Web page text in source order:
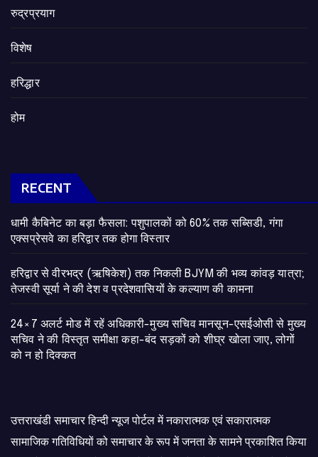
रुद्रप्रयाग
विशेष
हरिद्धार
होम
RECENT
​धामी कैबिनेट का बड़ा फैसला: पशुपालकों को 60% तक सब्सिडी, गंगा
एक्सप्रेसवे का हरिद्वार तक होगा विस्तार
​हरिद्वार से वीरभद्र (ऋषिकेश) तक निकली BJYM की भव्य कांवड़ यात्रा;
तेजस्वी सूर्या ने की देश व प्रदेशवासियों के कल्याण की कामना
24×7 अलर्ट मोड में रहें अधिकारी-मुख्य सचिव मानसून-एसईओसी से मुख्य
सचिव ने की विस्तृत समीक्षा कहा-बंद सड़कों को शीघ्र खोला जाए, लोगों
को न हो दिक्कत
उत्तराखंडी समाचार हिन्दी न्यूज पोर्टल में नकारात्मक एवं सकारात्मक
सामाजिक गतिविधियों को समाचार के रूप में जनता के सामने प्रकाशित किया